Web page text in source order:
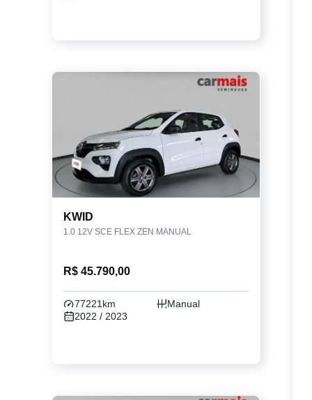
KWID
1.0 12V SCE FLEX ZEN MANUAL
R$ 45.790,00
77221km
Manual
2022 / 2023